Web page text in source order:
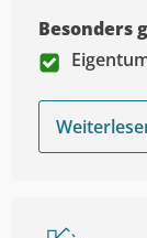
Besonders